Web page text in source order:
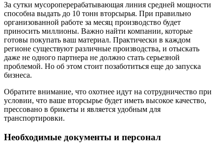
За сутки мусороперерабатывающая линия средней мощности
способна выдать до 10 тонн вторсырья. При правильно
организованной работе за месяц производство будет
приносить миллионы. Важно найти компании, которые
готовы покупать ваш материал. Практически в каждом
регионе существуют различные производства, и отыскать
даже не одного партнера не должно стать серьезной
проблемой. Но об этом стоит позаботиться еще до запуска
бизнеса.
Обратите внимание, что охотнее идут на сотрудничество при
условии, что ваше вторсырье будет иметь высокое качество,
прессовано в брикеты и является удобным для
транспортировки.
Необходимые документы и персонал